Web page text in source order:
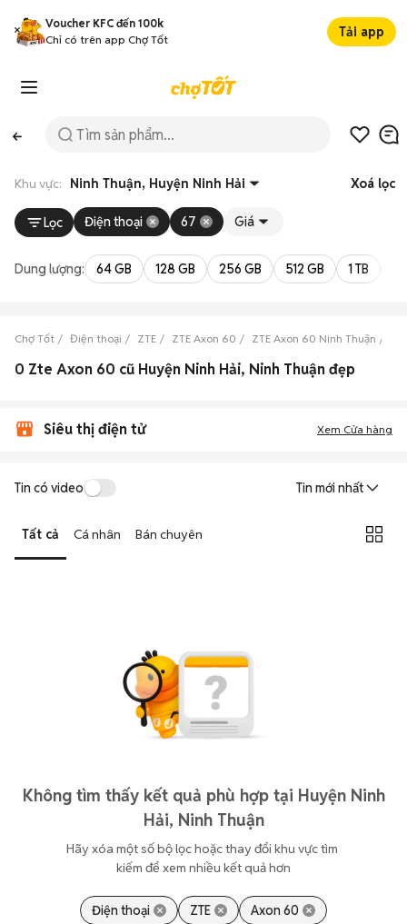
Voucher KFC đến 100k
Chỉ có trên app Chợ Tốt
Tải app
Khu vực: Ninh Thuận, Huyện Ninh Hải Xoá lọc
Lọc Điện thoại 67 Giá
Dung lượng: 64 GB 128 GB 256 GB 512 GB 1 TB
Chợ Tốt Điện thoại ZTE ZTE Axon 60 ZTE Axon 60 Ninh Thuận
0 Zte Axon 60 cũ Huyện Ninh Hải, Ninh Thuận đẹp
Siêu thị điện tử Xem Cửa hàng
Tin có video Tin mới nhất
Tất cả Cá nhân Bán chuyên
Không tìm thấy kết quả phù hợp tại Huyện Ninh
Hải, Ninh Thuận
Hãy xóa một số bộ lọc hoặc thay đổi khu vực tìm
kiếm để xem nhiều kết quả hơn
Điện thoại ZTE Axon 60